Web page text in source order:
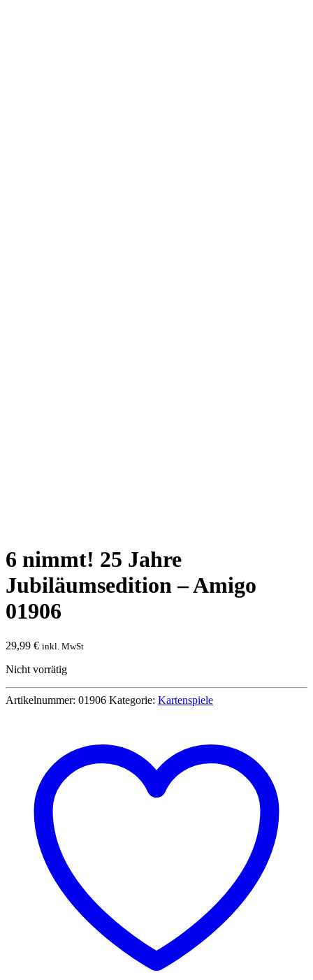
6 nimmt! 25 Jahre
Jubiläumsedition – Amigo
01906
29,99 € inkl. MwSt
Nicht vorrätig
Artikelnummer: 01906 Kategorie: Kartenspiele